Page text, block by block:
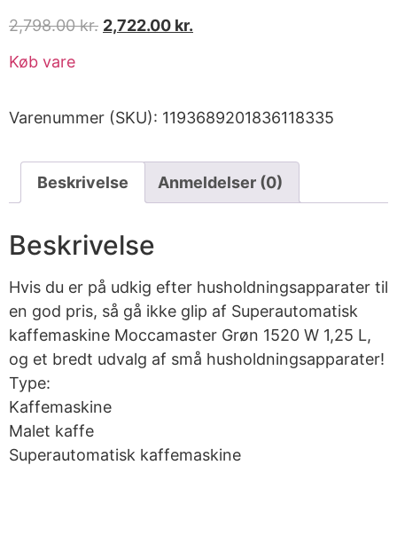
2,798.00kr. 2,722.00 kr.
Køb vare
Varenummer (SKU): 1193689201836118335
Beskrivelse Anmeldelser (0)
Beskrivelse
Hvis du er på udkig efter husholdningsapparater til
en god pris, så gå ikke glip af Superautomatisk
kaffemaskine Moccamaster Grøn 1520 W 1,25 L,
og et bredt udvalg af små husholdningsapparater!
Type:
Kaffemaskine
Malet kaffe
Superautomatisk kaffemaskine